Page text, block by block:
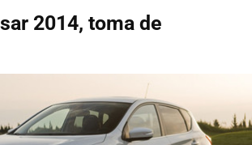
2014, toma de